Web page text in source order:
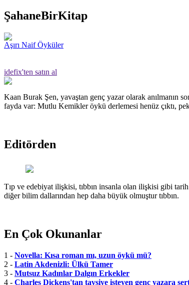
ŞahaneBirKitap
Aşırı Naif Öyküler
idefix'ten satın al
Kaan Burak Şen, yavaştan genç yazar olarak anılmanın
fayda var: Mutlu Kemikler öykü derlemesi henüz çıktı,
Editörden
Tıp ve edebiyat ilişkisi, tıbbın insanla olan ilişkisi gibi
diğer bilim dallarından hep daha büyük olmuştur tıbbın.
En Çok Okunanlar
1 - Novella: Kısa roman mı, uzun öykü mü?
2 - Latin Akdenizli: Ülkü Tamer
3 - Mutsuz Kadınlar Dalgın Erkekler
4 - Charles Dickens'tan tavsiye isteyen genç yazara